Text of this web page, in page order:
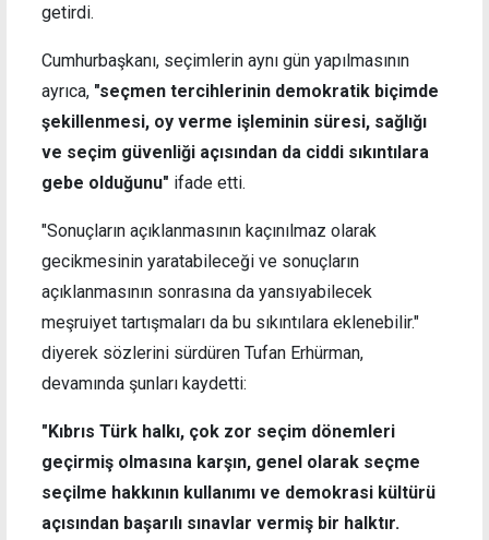
getirdi.
Cumhurbaşkanı, seçimlerin aynı gün yapılmasının
ayrıca, "seçmen tercihlerinin demokratik biçimde
şekillenmesi, oy verme işleminin süresi, sağlığı
ve seçim güvenliği açısından da ciddi sıkıntılara
gebe olduğunu" ifade etti.
"Sonuçların açıklanmasının kaçınılmaz olarak
gecikmesinin yaratabileceği ve sonuçların
açıklanmasının sonrasına da yansıyabilecek
meşruiyet tartışmaları da bu sıkıntılara eklenebilir."
diyerek sözlerini sürdüren Tufan Erhürman,
devamında şunları kaydetti:
"Kıbrıs Türk halkı, çok zor seçim dönemleri
geçirmiş olmasına karşın, genel olarak seçme
seçilme hakkının kullanımı ve demokrasi kültürü
açısından başarılı sınavlar vermiş bir halktır.